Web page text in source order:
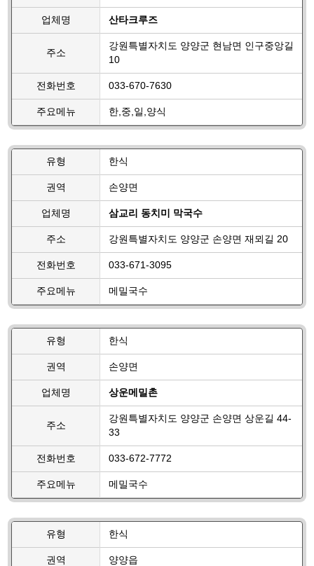
업체명 산타크루즈
주소
강원특별자치도 양양군 현남면 인구중앙길
10
전화번호 033-670-7630
주요메뉴 한,중,일,양식
유형 한식
권역 손양면
업체명 삼교리 동치미 막국수
주소 강원특별자치도 양양군 손양면 재뫼길 20
전화번호 033-671-3095
주요메뉴 메밀국수
유형 한식
권역 손양면
업체명 상운메밀촌
주소
강원특별자치도 양양군 손양면 상운길 44-
33
전화번호 033-672-7772
주요메뉴 메밀국수
유형 한식
권역 양양읍